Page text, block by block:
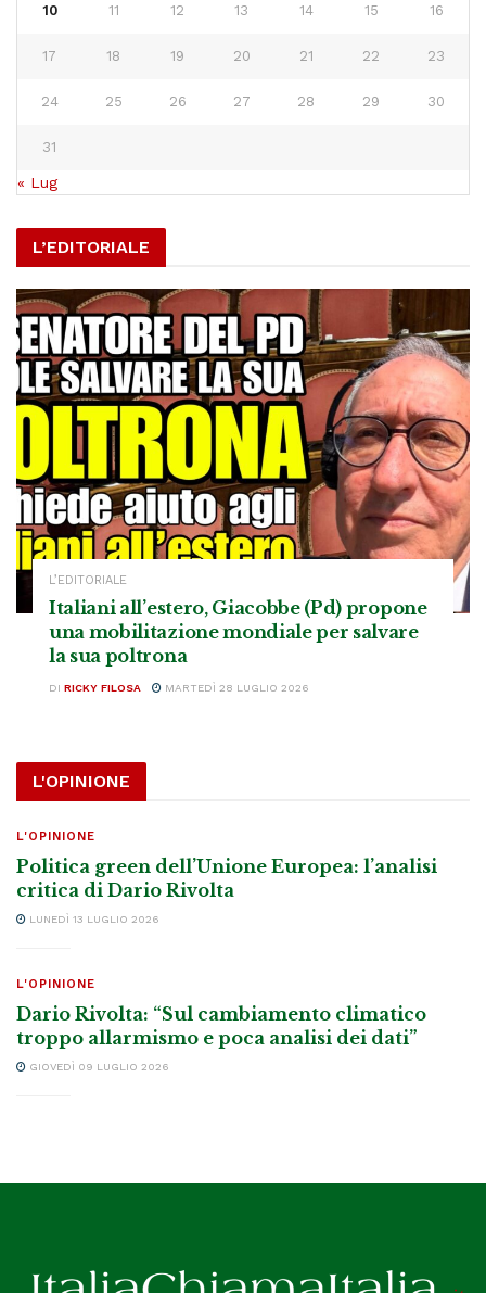
10 11 12 13 14 15 16
17 18 19 20 21 22 23
24 25 26 27 28 29 30
31
« Lug
L’EDITORIALE
L’EDITORIALE
Italiani all’estero, Giacobbe (Pd) propone
una mobilitazione mondiale per salvare
la sua poltrona
DI RICKY FILOSA MARTEDÌ 28 LUGLIO 2026
L'OPINIONE
L'OPINIONE
Politica green dell’Unione Europea: l’analisi
critica di Dario Rivolta
LUNEDÌ 13 LUGLIO 2026
L'OPINIONE
Dario Rivolta: “Sul cambiamento climatico
troppo allarmismo e poca analisi dei dati”
GIOVEDÌ 09 LUGLIO 2026